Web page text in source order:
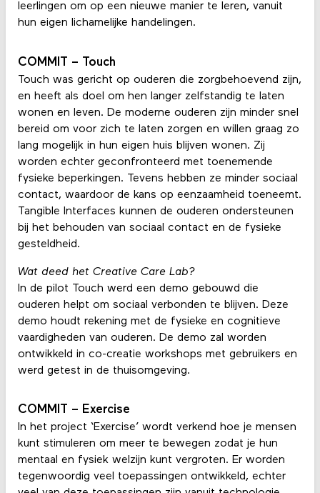
leerlingen om op een nieuwe manier te leren, vanuit
hun eigen lichamelijke handelingen.
COMMIT – Touch
Touch was gericht op ouderen die zorgbehoevend zijn,
en heeft als doel om hen langer zelfstandig te laten
wonen en leven. De moderne ouderen zijn minder snel
bereid om voor zich te laten zorgen en willen graag zo
lang mogelijk in hun eigen huis blijven wonen. Zij
worden echter geconfronteerd met toenemende
fysieke beperkingen. Tevens hebben ze minder sociaal
contact, waardoor de kans op eenzaamheid toeneemt.
Tangible Interfaces kunnen de ouderen ondersteunen
bij het behouden van sociaal contact en de fysieke
gesteldheid.
Wat deed het Creative Care Lab?
In de pilot Touch werd een demo gebouwd die
ouderen helpt om sociaal verbonden te blijven. Deze
demo houdt rekening met de fysieke en cognitieve
vaardigheden van ouderen. De demo zal worden
ontwikkeld in co-creatie workshops met gebruikers en
werd getest in de thuisomgeving.
COMMIT – Exercise
In het project ‘Exercise’ wordt verkend hoe je mensen
kunt stimuleren om meer te bewegen zodat je hun
mentaal en fysiek welzijn kunt vergroten. Er worden
tegenwoordig veel toepassingen ontwikkeld, echter